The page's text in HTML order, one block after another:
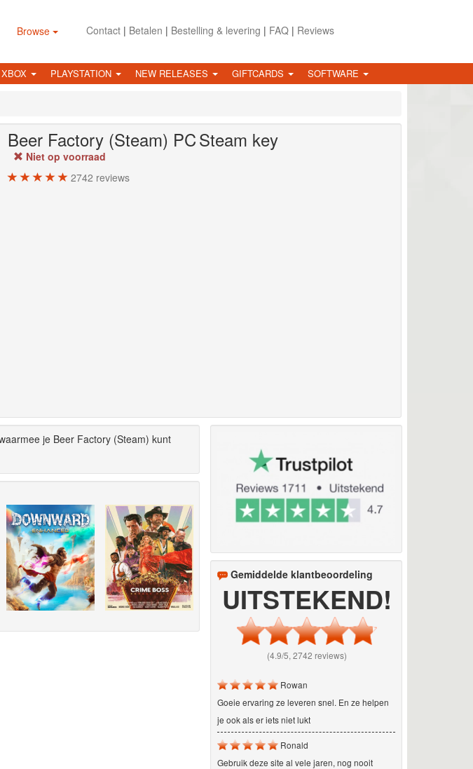
Browse Contact| Betalen | Bestelling & levering | FAQ| Reviews
XBOX PLAYSTATION NEW RELEASES GIFTCARDS SOFTWARE
Beer Factory (Steam) PCSteam key
Niet op voorraad
2742 reviews
je Beer Factory (Steam) kunt
Gemiddelde klantbeoordeling
UITSTEKEND!
(4.9/5, 2742 reviews)
Rowan
Goeie ervaring ze leveren snel. En ze helpen
je ook als er iets niet lukt
Ronald
Gebruik deze site al vele jaren, nog nooit